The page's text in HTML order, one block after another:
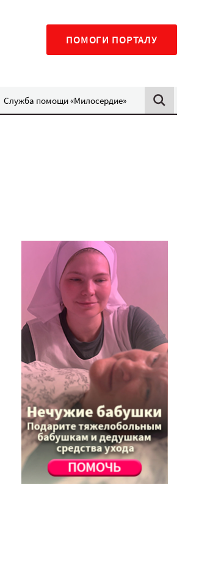
ПОМОГИ ПОРТАЛУ
Служба помощи «Милосердие»